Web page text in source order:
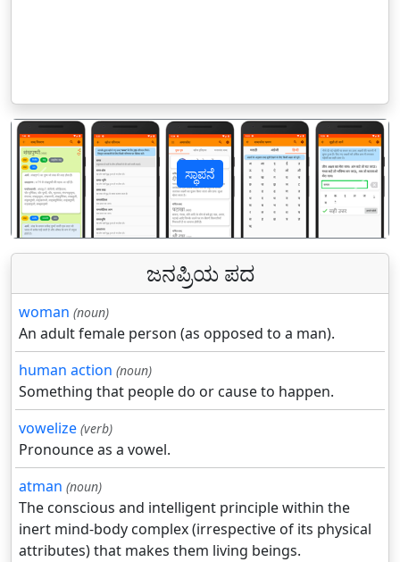
ಸ್ಥಾಪನೆ
पिछला
ಜನಪ್ರಿಯ ಪದ
woman (noun)
An adult female person (as opposed to a man).
human action (noun)
Something that people do or cause to happen.
vowelize (verb)
Pronounce as a vowel.
atman (noun)
The conscious and intelligent principle within the
inert mind-body complex (irrespective of its physical
attributes) that makes them living beings.